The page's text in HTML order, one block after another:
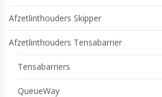
Afzetlinthouders Skipper
Afzetlinthouders Tensabarrier
Tensabarriers
QueueWay